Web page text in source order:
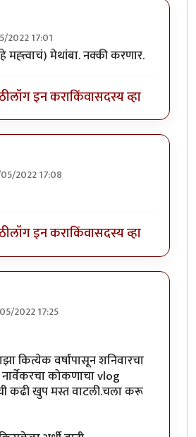
2022 17:01
मेथांबा. नक्की करणार.
लॉग इन कराकिंवासदस्य व्हा
05/2022 17:08
लॉग इन कराकिंवासदस्य व्हा
2022 17:25
कित्येक वर्षांपासून शनिवारचा
कोकणाचा vlog
कढी खुप मस्त वाटली.चला करू